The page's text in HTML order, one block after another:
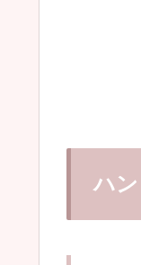
ハ